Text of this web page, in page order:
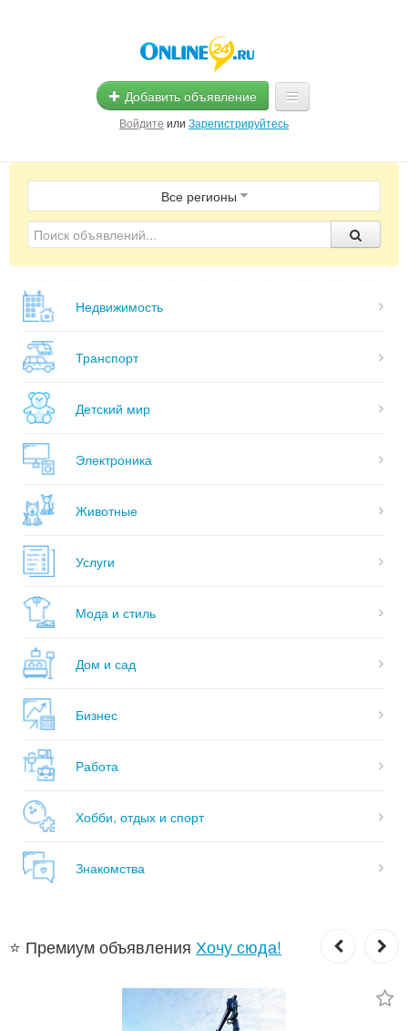
Добавить объявление
Войдите или Зарегистрируйтесь
Главная
Помощь
Все регионы
Недвижимость
Транспорт
Детский мир
Электроника
Животные
Услуги
Мода и стиль
Дом и сад
Бизнес
Работа
Хобби, отдых и спорт
Знакомства
⭐ Премиум объявления Хочу сюда!